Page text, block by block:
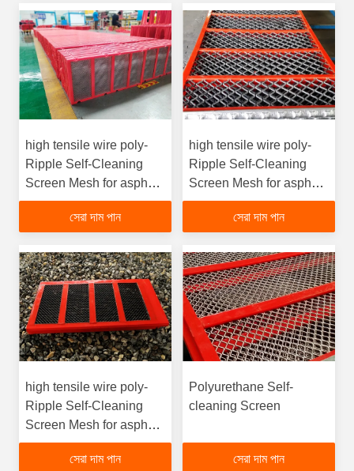
google.translate.TranslateService();lib.translatePage('en',
'bn', function () {});}
high tensile wire poly-
Ripple Self-Cleaning
Screen Mesh for asphalt
plant from blinding
সেরা দাম পান
high tensile wire poly-
Ripple Self-Cleaning
Screen Mesh for asphalt
plant from
blindingfunction gtElInit()
'bn', function () {});}
সেরা দাম পান
high tensile wire poly-
Ripple Self-Cleaning
Screen Mesh for asphalt
plant from blinding
সেরা দাম পান
Polyurethane Self-
cleaning Screen
সেরা দাম পান